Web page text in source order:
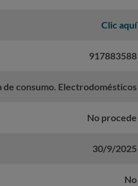
Clic aquí
917883588
de consumo. Electrodomésticos
No procede
30/9/2025
No